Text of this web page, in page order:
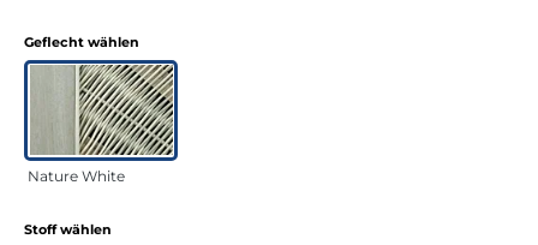
Geflecht wählen
Nature White
Stoff wählen